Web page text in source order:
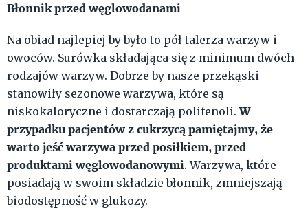
Błonnik przed węglowodanami
Na obiad najlepiej by było to pół talerza warzyw i
owoców. Surówka składająca się z minimum dwóch
rodzajów warzyw. Dobrze by nasze przekąski
stanowiły sezonowe warzywa, które są
niskokaloryczne i dostarczają polifenoli.W
przypadku pacjentów z cukrzycą pamiętajmy, że
warto jeść warzywa przed posiłkiem, przed
produktami węglowodanowymi. Warzywa, które
posiadają w swoim składzie błonnik, zmniejszają
biodostępność w glukozy.